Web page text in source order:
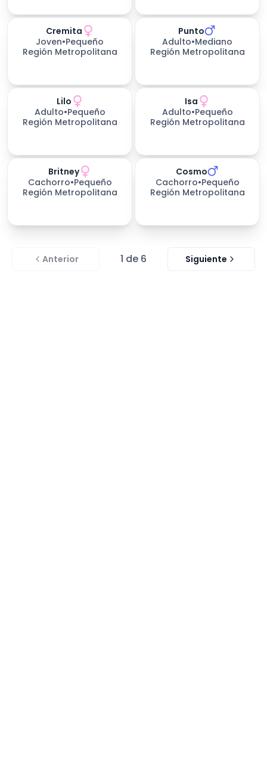
Cremita
Joven•Pequeño
Región Metropolitana
días esperando
Punto
Adulto•Mediano
Región Metropolitana
Lilo
Adulto•Pequeño
Región Metropolitana
días esperando
Isa
Adulto•Pequeño
Región Metropolitana
Britney
Cachorro•Pequeño
Región Metropolitana
Cosmo
Cachorro•Pequeño
Región Metropolitana
Anterior 1 de 6 Siguiente